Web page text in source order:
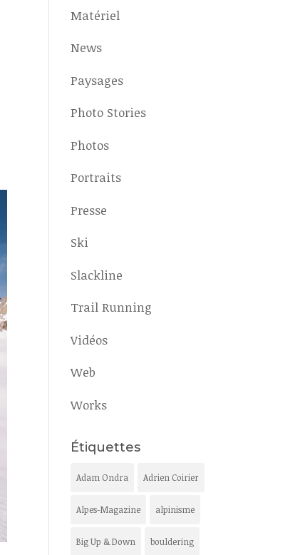
Matériel
News
Paysages
Photo Stories
Photos
Portraits
Presse
Ski
Slackline
Trail Running
Vidéos
Web
Works
Étiquettes
Adam Ondra Adrien Coirier
Alpes-Magazine alpinisme
Big Up & Down bouldering